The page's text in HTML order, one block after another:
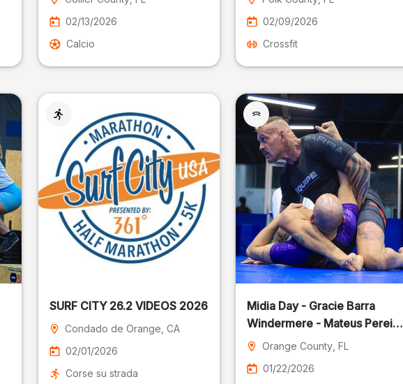
02/13/2026
Calcio
02/09/2026
Crossfit
SURF CITY 26.2 VIDEOS 2026
Condado de Orange , CA
02/01/2026
Corse su strada
Midia Day - Gracie Barra
Windermere - Mateus Pereira
Fotografia
Orange County , FL
01/22/2026